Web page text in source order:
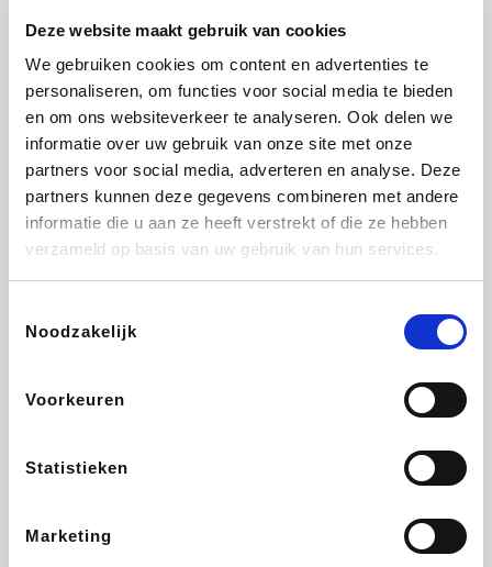
Deze website maakt gebruik van cookies
We gebruiken cookies om content en advertenties te
personaliseren, om functies voor social media te bieden
en om ons websiteverkeer te analyseren. Ook delen we
informatie over uw gebruik van onze site met onze
partners voor social media, adverteren en analyse. Deze
partners kunnen deze gegevens combineren met andere
informatie die u aan ze heeft verstrekt of die ze hebben
verzameld op basis van uw gebruik van hun services.
Noodzakelijk
Voorkeuren
Statistieken
Marketing
Vidaxl Lampenlicht.be Plopsa Adidas
All Accor
DectDirect
SupraBazar